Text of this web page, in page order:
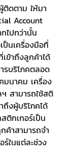
ดตาม ให้มา
Account
ไปกว่านั้น
นเครื่องมือที่
ข้าถึงลูกค้าได้
รบริโภคตลอด
มนาคม เครื่อง
สามารถใช้สติ
ถึงผู้บริโภคได้
ติกเกอร์เป็น
ค้าสามารถจำ
ร์ในแต่ละช่วง